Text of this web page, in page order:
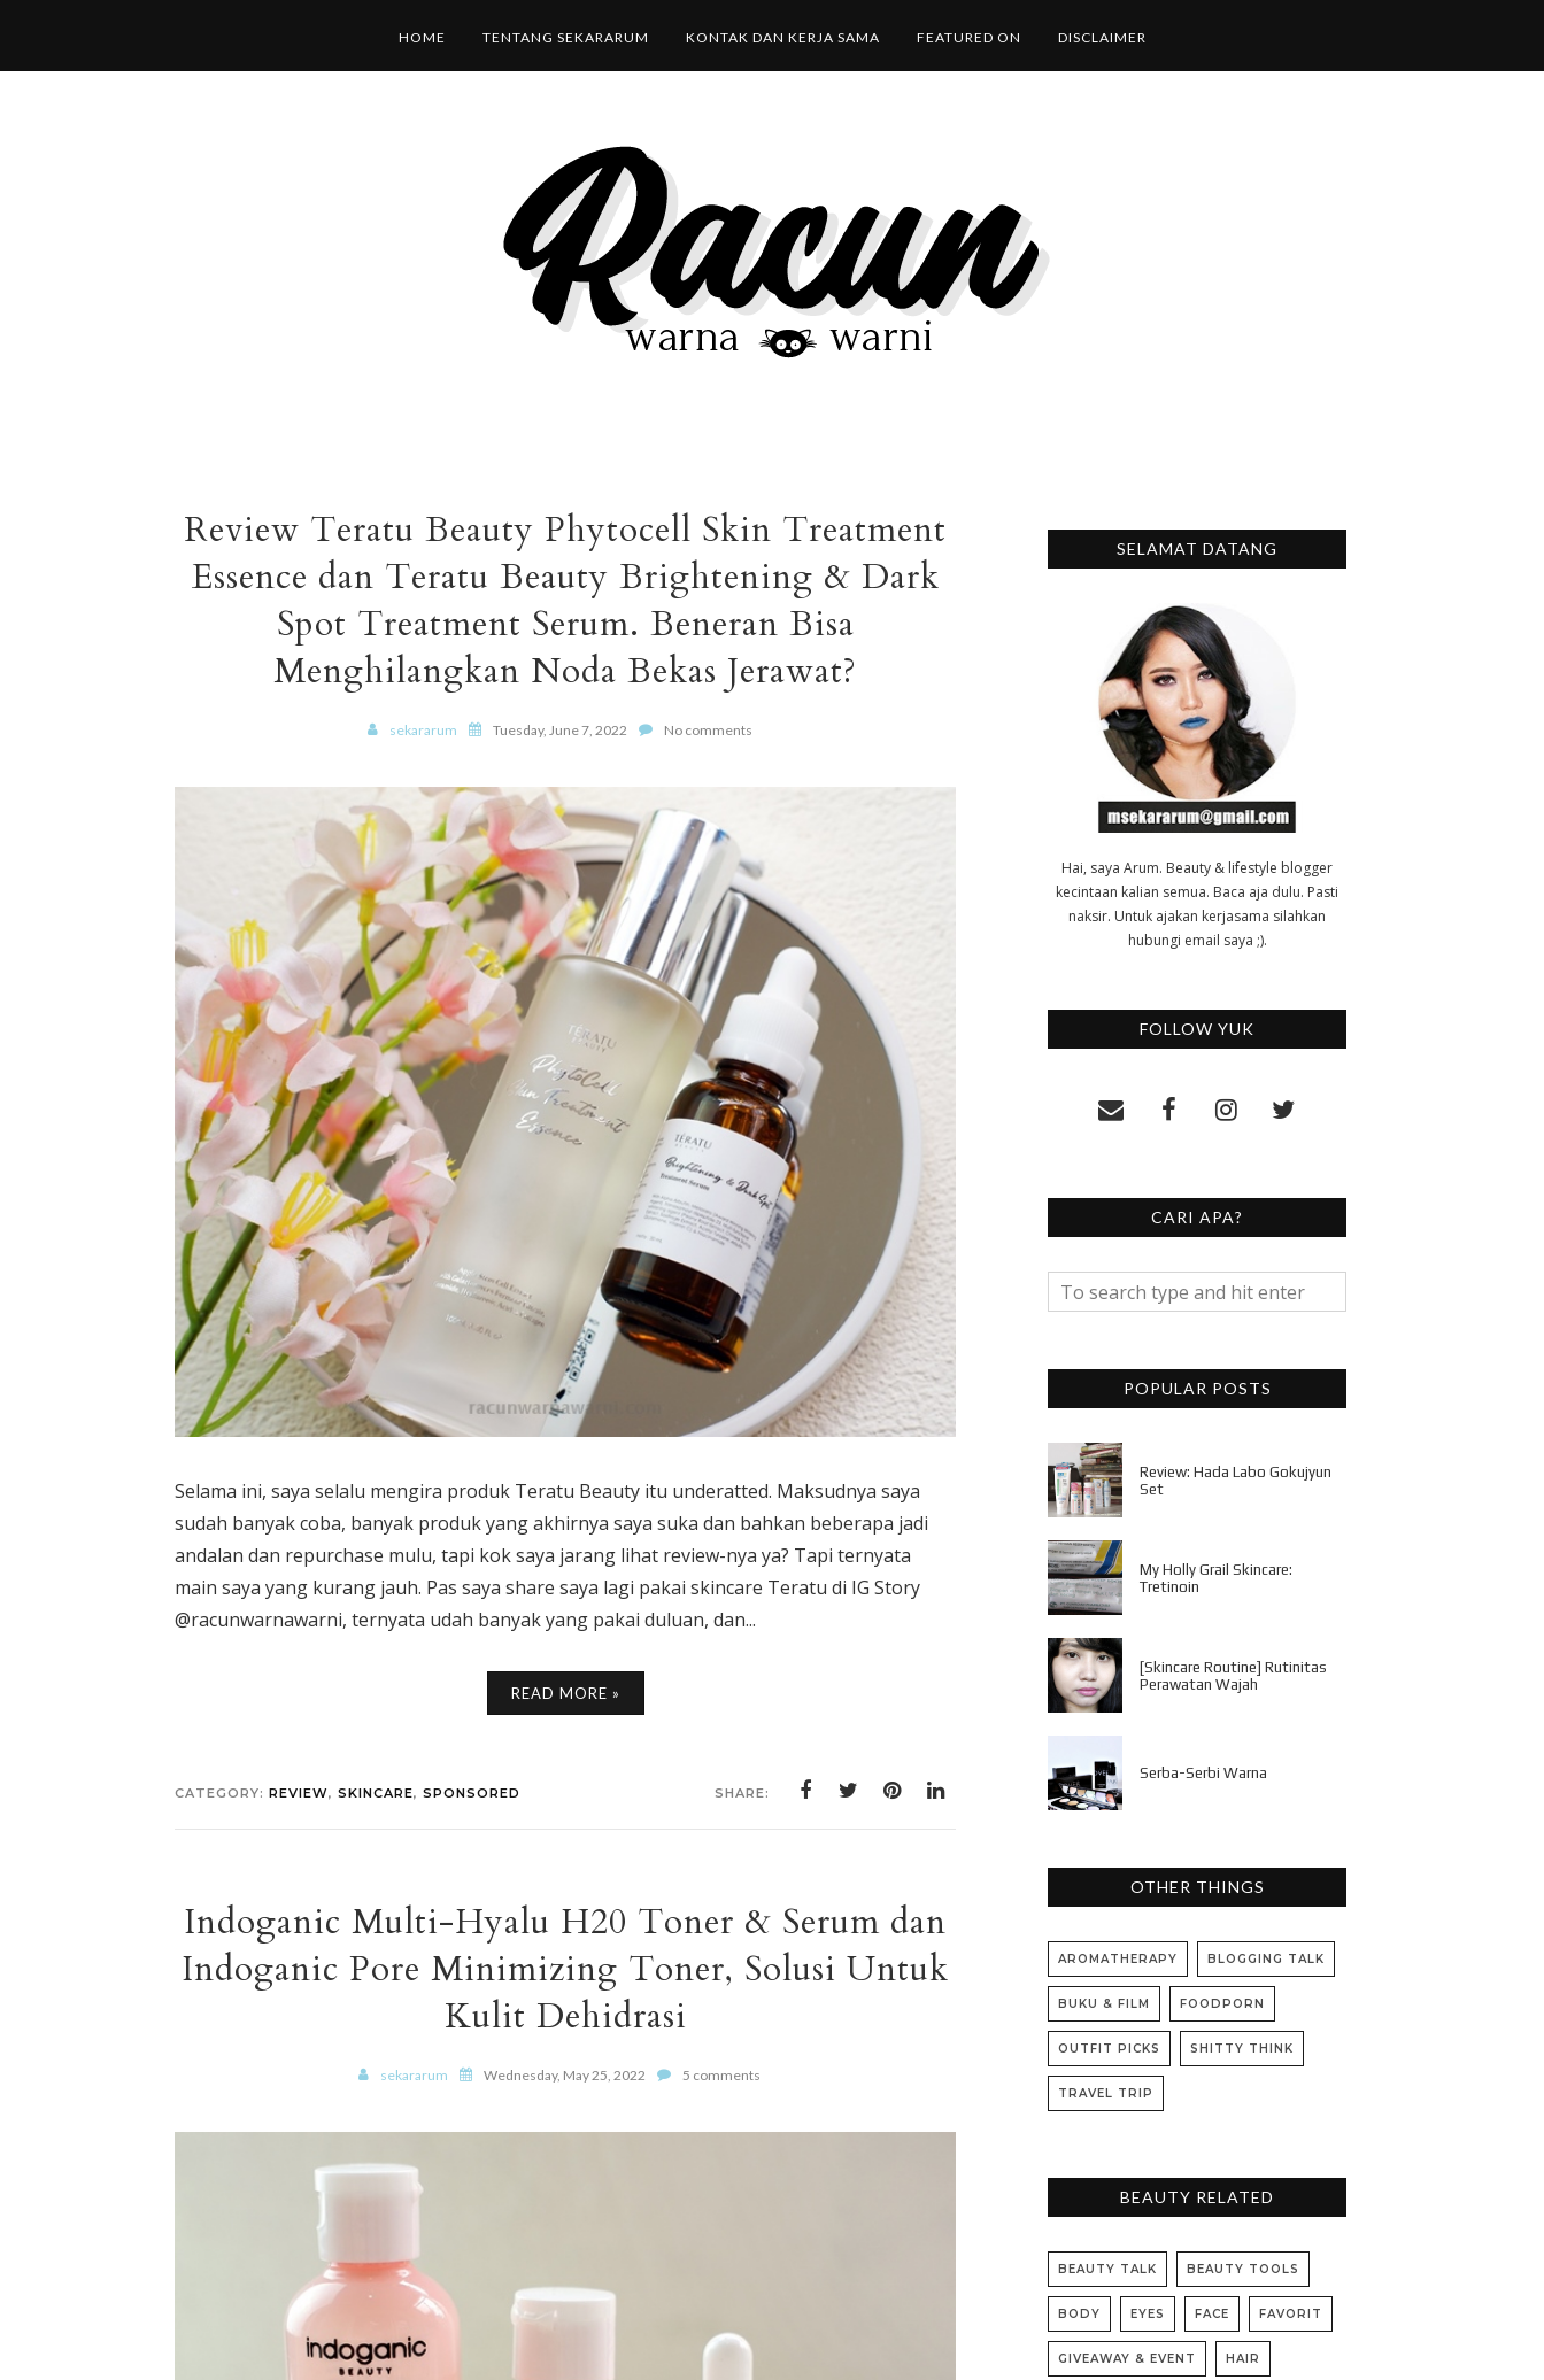
HOME TENTANG SEKARARUM KONTAK DAN KERJA SAMA FEATURED ON DISCLAIMER
Review Teratu Beauty Phytocell Skin Treatment
Essence dan Teratu Beauty Brightening & Dark
Spot Treatment Serum. Beneran Bisa
Menghilangkan Noda Bekas Jerawat?
sekararum Tuesday, June 7, 2022 No comments
Selama ini, saya selalu mengira produk Teratu Beauty itu underatted. Maksudnya saya
sudah banyak coba, banyak produk yang akhirnya saya suka dan bahkan beberapa jadi
andalan dan repurchase mulu, tapi kok saya jarang lihat review-nya ya? Tapi ternyata
main saya yang kurang jauh. Pas saya share saya lagi pakai skincare Teratu di IG Story
@racunwarnawarni, ternyata udah banyak yang pakai duluan, dan...
READ MORE »
CATEGORY: REVIEW, SKINCARE, SPONSORED SHARE:
Indoganic Multi-Hyalu H20 Toner & Serum dan
Indoganic Pore Minimizing Toner, Solusi Untuk
Kulit Dehidrasi
sekararum Wednesday, May 25, 2022 5 comments
SELAMAT DATANG
Hai, saya Arum. Beauty & lifestyle blogger
kecintaan kalian semua. Baca aja dulu. Pasti
naksir. Untuk ajakan kerjasama silahkan
hubungi email saya ;).
FOLLOW YUK
CARI APA?
POPULAR POSTS
Review: Hada Labo Gokujyun
Set
My Holly Grail Skincare:
Tretinoin
[Skincare Routine] Rutinitas
Perawatan Wajah
Serba-Serbi Warna
OTHER THINGS
AROMATHERAPY BLOGGING TALK
BUKU & FILM FOODPORN
OUTFIT PICKS SHITTY THINK
TRAVEL TRIP
BEAUTY RELATED
BEAUTY TALK BEAUTY TOOLS
BODY EYES FACE FAVORIT
GIVEAWAY & EVENT HAIR